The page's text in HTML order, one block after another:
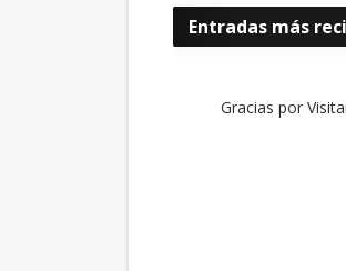
Entradas más
Gracias por